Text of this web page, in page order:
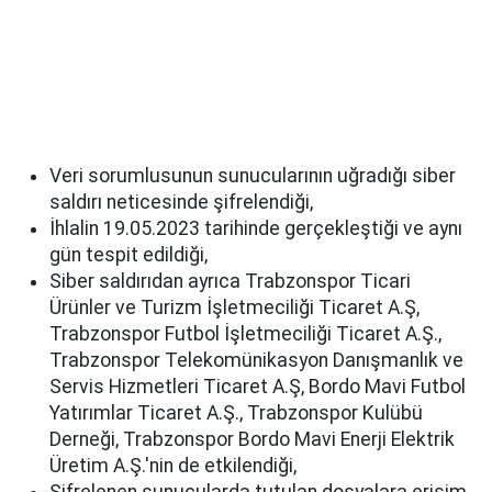
Veri sorumlusunun sunucularının uğradığı siber
saldırı neticesinde şifrelendiği,
İhlalin 19.05.2023 tarihinde gerçekleştiği ve aynı
gün tespit edildiği,
Siber saldırıdan ayrıca Trabzonspor Ticari
Ürünler ve Turizm İşletmeciliği Ticaret A.Ş,
Trabzonspor Futbol İşletmeciliği Ticaret A.Ş.,
Trabzonspor Telekomünikasyon Danışmanlık ve
Servis Hizmetleri Ticaret A.Ş, Bordo Mavi Futbol
Yatırımlar Ticaret A.Ş., Trabzonspor Kulübü
Derneği, Trabzonspor Bordo Mavi Enerji Elektrik
Üretim A.Ş.'nin de etkilendiği,